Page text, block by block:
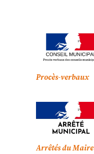
Procès-verbaux
Arrêtés du Maire